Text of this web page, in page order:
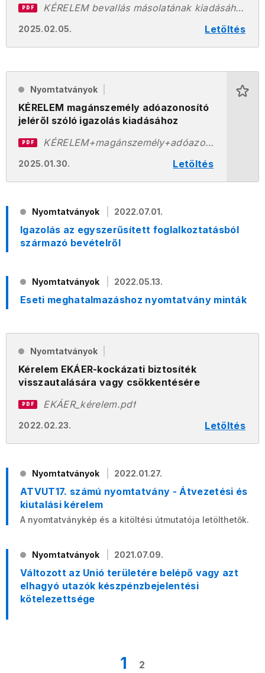
2025.02.05. Letöltés
PDF KÉRELEM bevallás másolatának kiadásához.pdf
Nyomtatványok
KÉRELEM magánszemély adóazonosító
jeléről szóló igazolás kiadásához
2025.01.30. Letöltés
PDF KÉRELEM+magánszemély+adóazonosító+jeléről+szóló+igazolás+kiadásához.pdf
Nyomtatványok 2022.07.01.
Igazolás az egyszerűsített foglalkoztatásból
származó bevételről
Nyomtatványok 2022.05.13.
Eseti meghatalmazáshoz nyomtatvány minták
Nyomtatványok
Kérelem EKÁER-kockázati biztosíték
visszautalására vagy csökkentésére
2022.02.23. Letöltés
PDF EKÁER_kérelem.pdf
Nyomtatványok 2022.01.27.
ATVUT17. számú nyomtatvány - Átvezetési és
kiutalási kérelem
A nyomtatványkép és a kitöltési útmutatója letölthetők.
Nyomtatványok 2021.07.09.
Változott az Unió területére belépő vagy azt
elhagyó utazók készpénzbejelentési
kötelezettsége
1 2